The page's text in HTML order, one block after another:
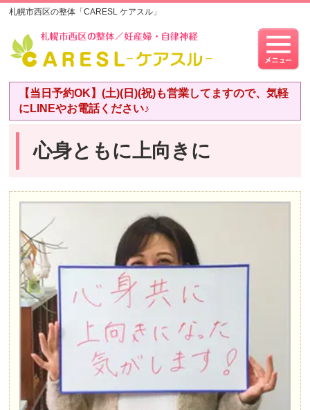
札幌市西区の整体「CARESL ケアスル」
【当日予約OK】(土)(日)(祝)も営業してますので、気軽
にLINEやお電話ください♪
心身ともに上向きに